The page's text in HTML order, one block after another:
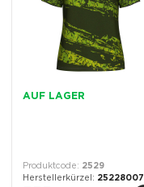
AUF LAGER
2529
25228007